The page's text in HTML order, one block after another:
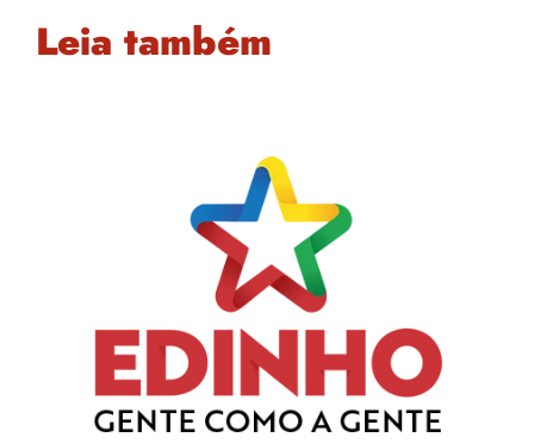
Leia também